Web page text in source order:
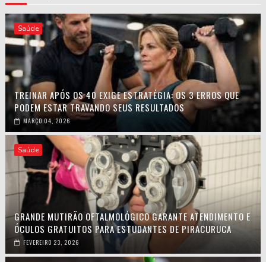
Saúde
TREINAR APÓS OS 40 EXIGE ESTRATÉGIA: OS 3 ERROS QUE
PODEM ESTAR TRAVANDO SEUS RESULTADOS
MARÇO 04, 2026
Saúde
GRANDE MUTIRÃO OFTALMOLÓGICO GARANTE ATENDIMENTO E
ÓCULOS GRATUITOS PARA ESTUDANTES DE PIRACURUCA
FEVEREIRO 23, 2026